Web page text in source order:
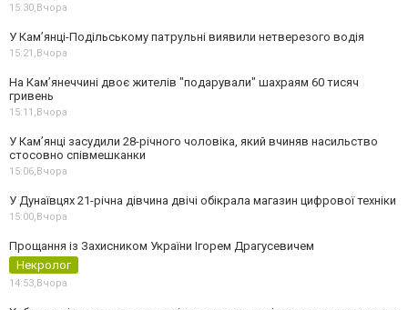
15:30, Вчора
У Кам’янці-Подільському патрульні виявили нетверезого водія
15:21, Вчора
На Камʼянеччині двоє жителів "подарували" шахраям 60 тисяч
гривень
15:11, Вчора
У Камʼянці засудили 28-річного чоловіка, який вчиняв насильство
стосовно співмешканки
15:06, Вчора
У Дунаївцях 21-річна дівчина двічі обікрала магазин цифрової техніки
15:00, Вчора
Прощання із Захисником України Ігорем Драгусевичем
Некролог
14:53, Вчора